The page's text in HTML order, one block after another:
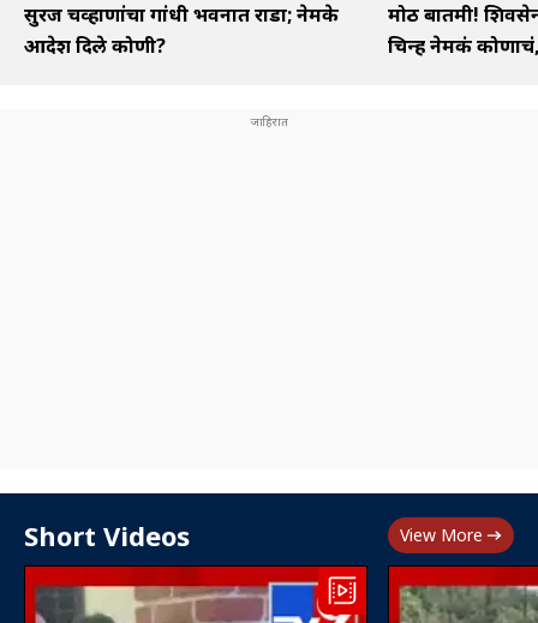
सुरज चव्हाणांचा गांधी भवनात राडा; नेमके
आदेश दिले कोणी?
मोठी बातमी!
चिन्ह नेमकं कोणाचं,
Short Videos View More